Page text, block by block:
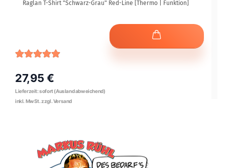
Raglan T-Shirt "Schwarz-Grau" Red-Line [Thermo | Funktion]
27,95 €